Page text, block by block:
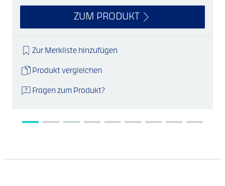
ZUM PRODUKT
Zur Merkliste hinzufügen
Produkt vergleichen
Fragen zum Produkt?